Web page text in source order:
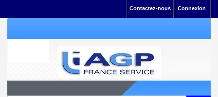
Connexion
Contactez-nous